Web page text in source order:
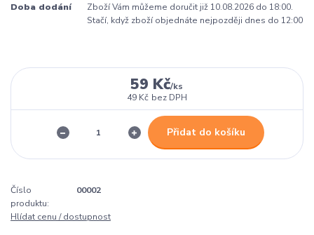
Doba dodání
Zboží Vám můžeme doručit již 10.08.2026 do 18:00.
Stačí, když zboží objednáte nejpozději dnes do 12:00
59 Kč/ks
49 Kč bez DPH
Přidat do košíku
Číslo
produktu:
00002
Hlídat cenu / dostupnost